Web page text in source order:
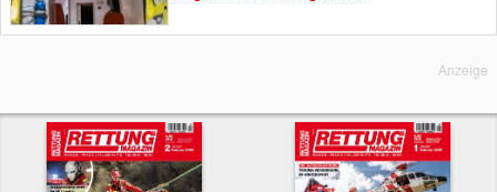
Anzeige